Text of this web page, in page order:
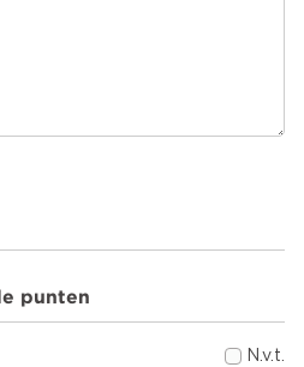
punten
N.v.t.